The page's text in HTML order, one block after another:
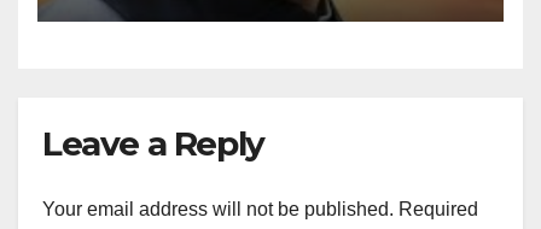
Leave a Reply
Your email address will not be published. Required